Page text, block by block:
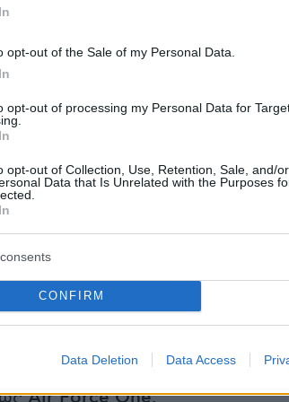
opt-out of the Sale of my Personal Data.
opt-out of processing my Personal Data for
opt-out of Collection, Use, Retention, Sale, and/
Data that Is Unrelated with the Purposes
CONFIRM
Data Deletion Data Access
που υποδέχθηκαν τον
Λευκό Οίκο, στην υποδοχή
επίσης ο πρεσβευτής
απεσταλμένος για τη Συρία
πρεσβευτής των ΗΠΑ στο
και ο αρχηγός του Γενικού
δεν έκαναν δηλώσεις στους
Ωστόσο, ο Τραμπ ακούστηκε
και σχετικά με το νέο
ως